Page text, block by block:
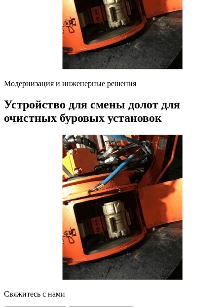
Модернизация и инженерные решения
Устройство для смены долот для
очистных буровых установок
Свяжитесь с нами